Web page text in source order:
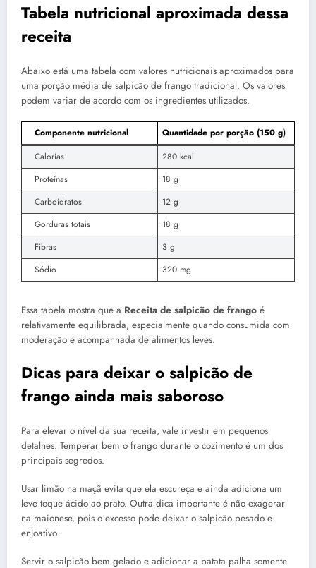
Tabela nutricional aproximada dessa
receita
Abaixo está uma tabela com valores nutricionais aproximados para
uma porção média de salpicão de frango tradicional. Os valores
podem variar de acordo com os ingredientes utilizados.
Componente nutricional
Quantidade por porção (150 g)
Calorias
280 kcal
Proteínas
18 g
Carboidratos
12 g
Gorduras totais
18 g
Fibras
3 g
Sódio
320 mg
Essa tabela mostra que a Receita de salpicão de frango é
relativamente equilibrada, especialmente quando consumida com
moderação e acompanhada de alimentos leves.
Dicas para deixar o salpicão de
frango ainda mais saboroso
Para elevar o nível da sua receita, vale investir em pequenos
detalhes. Temperar bem o frango durante o cozimento é um dos
principais segredos.
Usar limão na maçã evita que ela escureça e ainda adiciona um
leve toque ácido ao prato. Outra dica importante é não exagerar
na maionese, pois o excesso pode deixar o salpicão pesado e
enjoativo.
Servir o salpicão bem gelado e adicionar a batata palha somente